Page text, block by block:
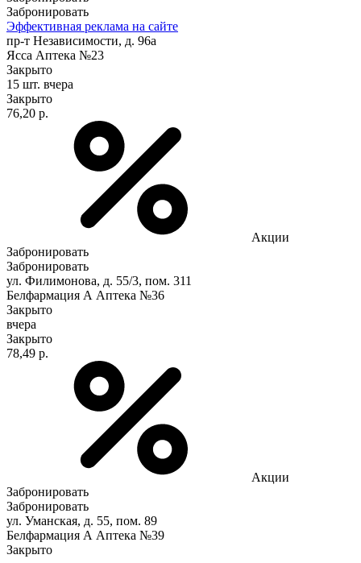
Забронировать
Эффективная реклама на сайте
пр-т Независимости, д. 96а
Ясса Аптека №23
Закрыто
15 шт. вчера
Закрыто
76,20 р.
Акции
Забронировать
Забронировать
ул. Филимонова, д. 55/3, пом. 311
Белфармация А Аптека №36
Закрыто
вчера
Закрыто
78,49 р.
Акции
Забронировать
Забронировать
ул. Уманская, д. 55, пом. 89
Белфармация А Аптека №39
Закрыто